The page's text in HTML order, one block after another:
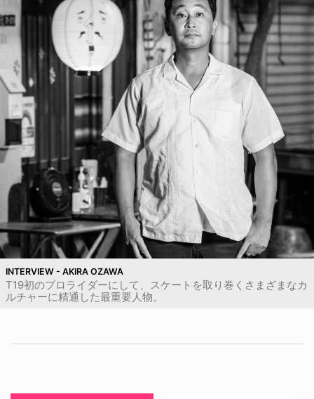
INTERVIEW - AKIRA OZAWA
T19初のプロライダーにして、スケートを取り巻くさまざまなカ
ルチャーに精通した最重要人物。